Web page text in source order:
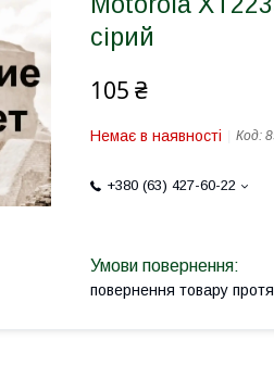
сірий
105 ₴
Немає в наявності Код:
+380 (63) 427-60-22
повернення товару